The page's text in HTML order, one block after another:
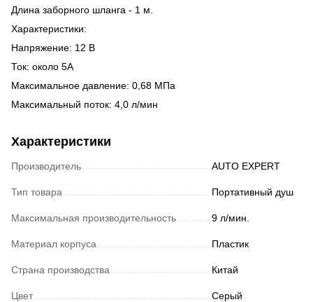
Длина заборного шланга - 1 м.
Характеристики:
Напряжение: 12 В
Ток: около 5A
Максимальное давление: 0,68 МПа
Максимальный поток: 4,0 л/мин
Характеристики
Производитель AUTO EXPERT
Тип товара Портативный душ
Максимальная производительность 9 л/мин.
Материал корпуса Пластик
Страна производства Китай
Цвет Серый